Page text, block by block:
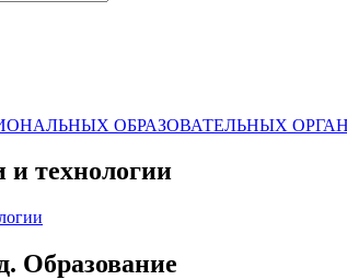
и технологии
Образование